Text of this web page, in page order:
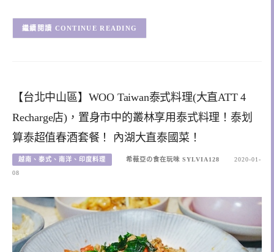
CONTINUE READING
【台北中山區】WOO Taiwan泰式料理(大直ATT 4
Recharge店)，置身市中的叢林享用泰式料理！泰划
算泰超值春酒套餐！ 內湖大直泰國菜！
越南、泰式、南洋、印度料理 希薇亞の食在玩味 SYLVIA128
2020-01-
08